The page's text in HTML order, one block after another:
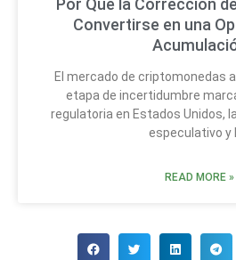
Por Qué la Corrección
Convertirse en una
El mercado de criptomonedas
etapa de incertidumbre
regulatoria en Estados Unidos,
especulativo y
READ MORE »